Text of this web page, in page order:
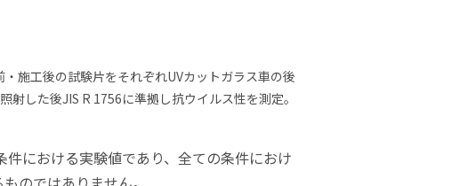
施工後の試験片をそれぞれUVカットガラス車の後
射した後JIS R 1756に準拠し抗ウイルス性を測定。
における実験値であり、全ての条件におけ